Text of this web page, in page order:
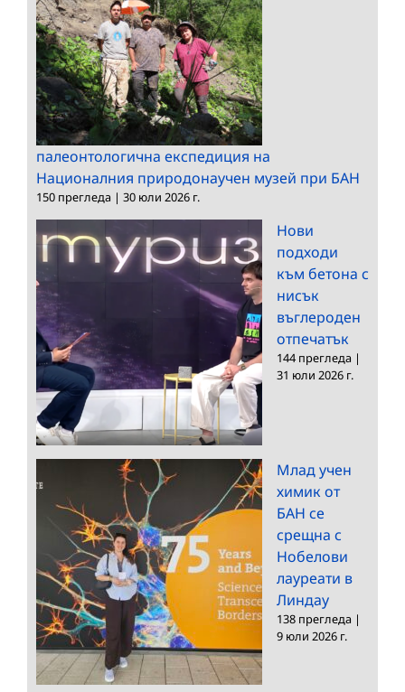
палеонтологична експедиция на
Националния природонаучен музей при БАН
150 прегледа | 30 юли 2026 г.
Нови
подходи
към бетона с
нисък
въглероден
отпечатък
144 прегледа |
31 юли 2026 г.
Млад учен
химик от
БАН се
срещна с
Нобелови
лауреати в
Линдау
138 прегледа |
9 юли 2026 г.